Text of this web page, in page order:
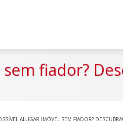
fiador?
ALUGAR IMÓVEL SEM FIADOR? DESCUBRA!